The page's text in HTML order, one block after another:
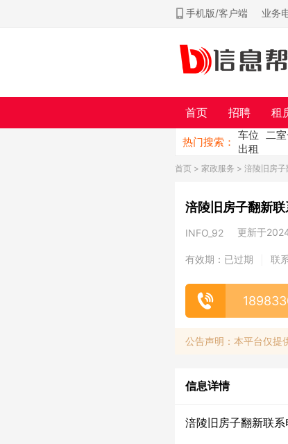
手机版/客户端 业务
首页 招聘 租
热门搜索：
车位 二
出租
首页 > 家政服务 > 涪陵旧房
涪陵旧房子翻新
INFO_92 更新于
有效期：已过期 联
公告声明：本平台仅提
信息详情
涪陵旧房子翻新联系